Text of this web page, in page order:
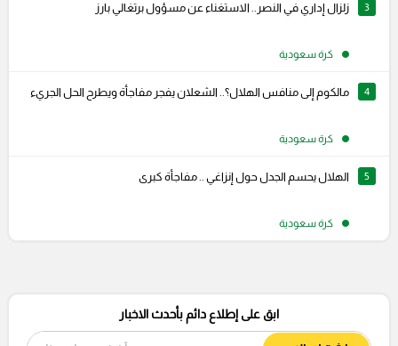
3 زلزال إداري في النصر.. الاستغناء عن مسؤول برتغالي بارز
كرة سعودية
4 مالكوم إلى منافس الهلال؟.. الشعلان يفجر مفاجأة ويطرح الحل الجريء
كرة سعودية
5 الهلال يحسم الجدل حول إنزاغي .. مفاجأة كبرى
كرة سعودية
ابق على إطلاع دائم بأحدث الاخبار